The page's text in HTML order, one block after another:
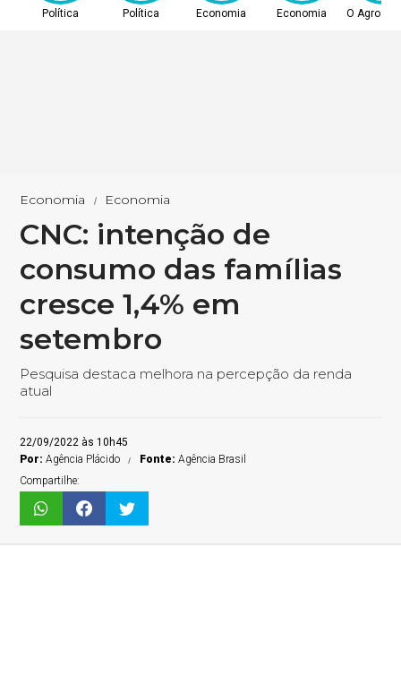
Política Política Economia Economia O Agro
Economia Economia
CNC: intenção de
consumo das famílias
cresce 1,4% em
setembro
Pesquisa destaca melhora na percepção da renda
atual
22/09/2022 às 10h45
Por: Agência Plácido Fonte: Agência Brasil
Compartilhe: